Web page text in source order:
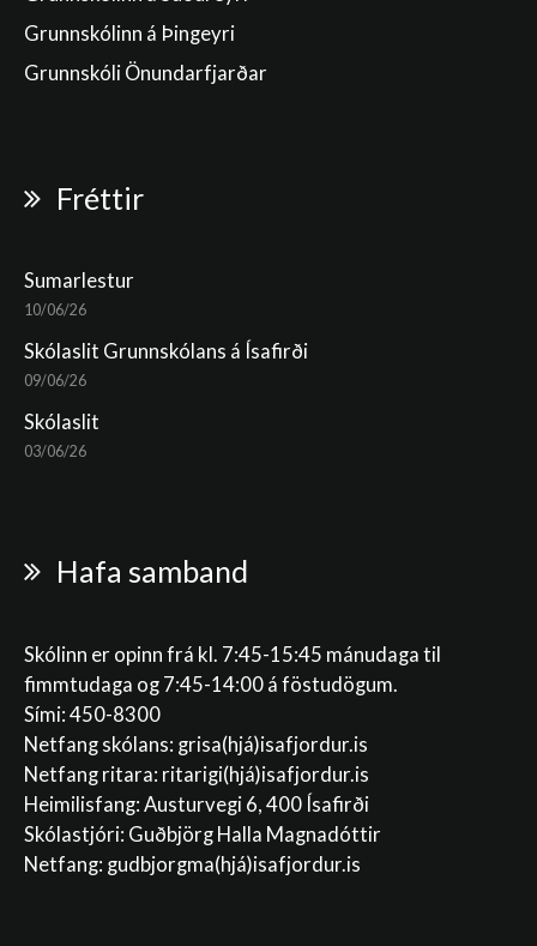
Grunnskólinn á Þingeyri
Grunnskóli Önundarfjarðar
Fréttir
Sumarlestur
10/06/26
Skólaslit Grunnskólans á Ísafirði
09/06/26
Skólaslit
03/06/26
Hafa samband
Skólinn er opinn frá kl. 7:45-15:45 mánudaga til
fimmtudaga og 7:45-14:00 á föstudögum.
Sími: 450-8300
Netfang skólans: grisa(hjá)isafjordur.is
Netfang ritara: ritarigi(hjá)isafjordur.is
Heimilisfang: Austurvegi 6, 400 Ísafirði
Skólastjóri: Guðbjörg Halla Magnadóttir
Netfang: gudbjorgma(hjá)isafjordur.is